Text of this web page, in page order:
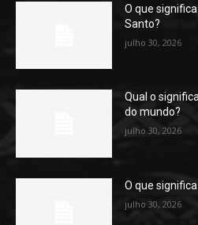
O que
Santo?
julho 30, 2026
Qual o
do mundo?
julho 30, 2026
O que
julho 30, 2026